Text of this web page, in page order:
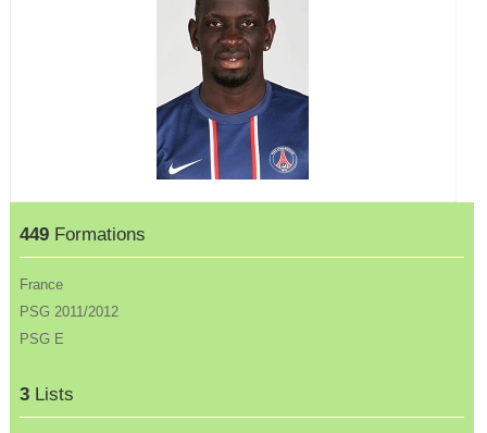
449 Formations
France
PSG 2011/2012
PSG E
3 Lists